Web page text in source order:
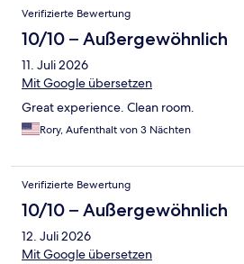
Verifizierte Bewertung
10/10 – Außergewöhnlich
11. Juli 2026
Mit Google übersetzen
Great experience. Clean room.
Rory, Aufenthalt von 3 Nächten
Verifizierte Bewertung
10/10 – Außergewöhnlich
12. Juli 2026
Mit Google übersetzen